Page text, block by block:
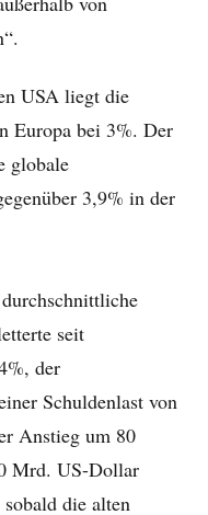
USA liegt die
Europa bei 3%. Der
globale
3,9% in der
seit
der
Schuldenlast von
Anstieg um 80
Mrd. US-Dollar
die alten